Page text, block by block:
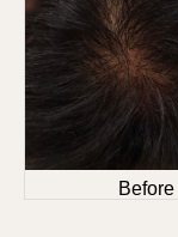
Before